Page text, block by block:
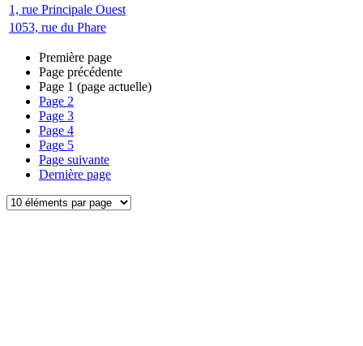
1, rue Principale Ouest
1053, rue du Phare
Première page
Page précédente
Page 1 (page actuelle)
Page 2
Page 3
Page 4
Page 5
Page suivante
Dernière page